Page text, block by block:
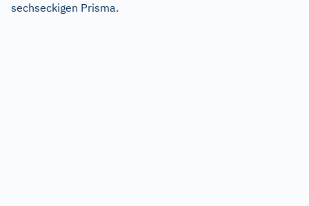
sechseckigen Prisma.